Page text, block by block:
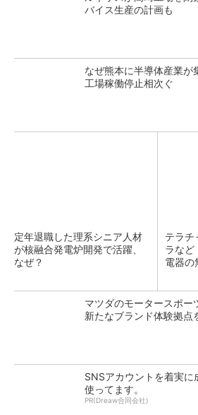
バイス生産の計画も
なぜ熊本に半導体産業
工場稼働停止相次ぐ
定年退職した理系シニア人材
が核融合発電炉開発で活躍、
なぜ？
テラチ
ラな
電器の
マツダのモータースポー
新たなブランド体験拠点
SNSアカウントを着実に
使ってます。
PR(Dreaw合同会社)